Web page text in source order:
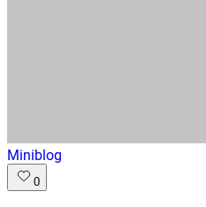
Miniblog
0